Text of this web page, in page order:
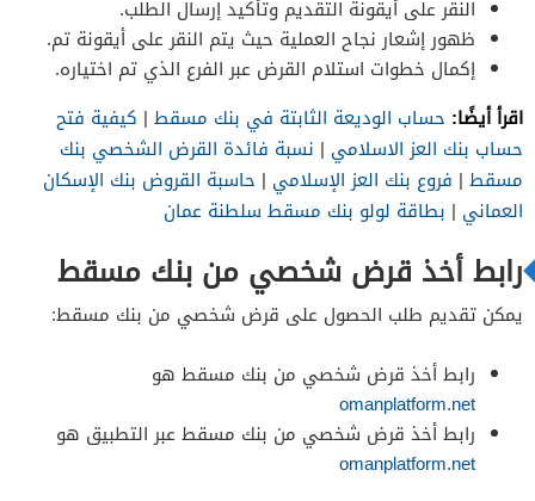
النقر على أيقونة التقديم وتأكيد إرسال الطلب.
ظهور إشعار نجاح العملية حيث يتم النقر على أيقونة تم.
إكمال خطوات استلام القرض عبر الفرع الذي تم اختياره.
اقرأ أيضًا: حساب الوديعة الثابتة في بنك مسقط | كيفية فتح
حساب بنك العز الاسلامي | نسبة فائدة القرض الشخصي بنك
مسقط | فروع بنك العز الإسلامي | حاسبة القروض بنك الإسكان
العماني | بطاقة لولو بنك مسقط سلطنة عمان
رابط أخذ قرض شخصي من بنك مسقط
يمكن تقديم طلب الحصول على قرض شخصي من بنك مسقط:
رابط أخذ قرض شخصي من بنك مسقط هو
omanplatform.net
رابط أخذ قرض شخصي من بنك مسقط عبر التطبيق هو
omanplatform.net